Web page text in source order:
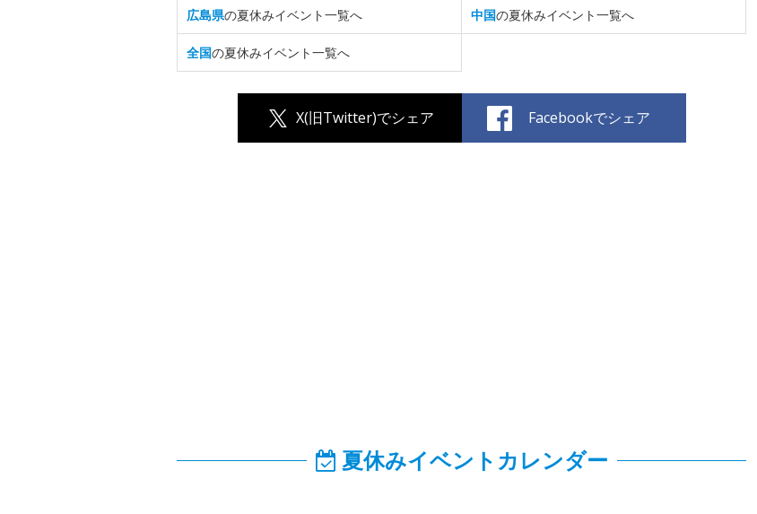
広島県の夏休みイベント一覧へ 中国の夏休みイベント一覧へ
全国の夏休みイベント一覧へ
X(旧Twitter)でシェア Facebookでシェア
夏休みイベントカレンダー